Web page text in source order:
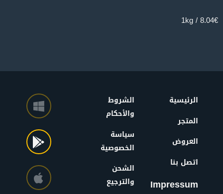
8.04€ / 1kg
الرئيسية
المتجر
العروض
اتصل بنا
Impressum
الشروط
والأحكام
سياسة
الخصوصية
الشحن
والترجيع